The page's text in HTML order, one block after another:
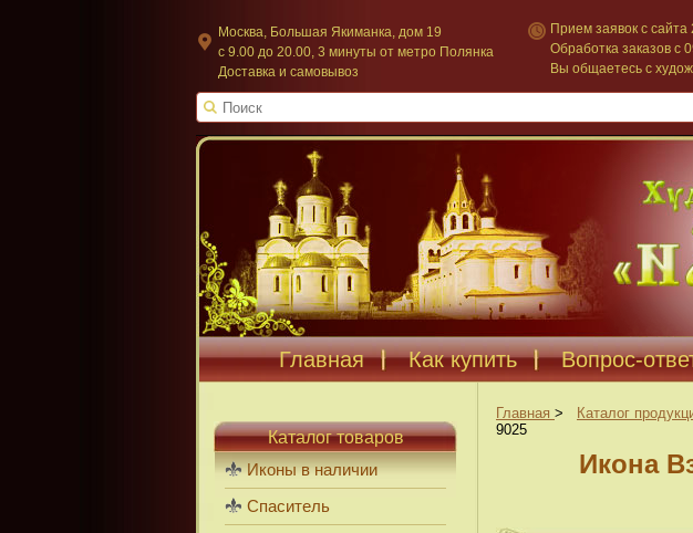
Москва, Большая Якиманка, дом 19
c 9.00 до 20.00, 3 минуты от метро Полянка
Доставка и самовывоз
Прием заявок с сайта
Обработка заказов с
Вы общаетесь с
Главная Как купить Вопрос-
Главная > Каталог
9025
Икона
Каталог товаров
Иконы в наличии
Спаситель